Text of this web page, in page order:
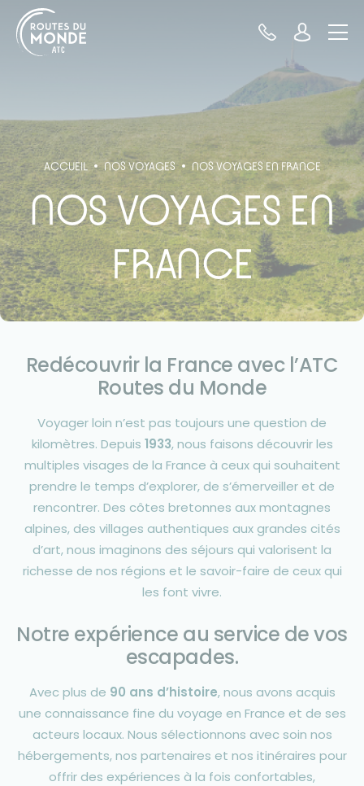
ACCUEIL NOS VOYAGES NOS VOYAGES EN FRANCE
NOS VOYAGES EN
FRANCE
Redécouvrir la France avec l’ATC
Routes du Monde
Voyager loin n’est pas toujours une question de
kilomètres. Depuis 1933, nous faisons découvrir les
multiples visages de la France à ceux qui souhaitent
prendre le temps d’explorer, de s’émerveiller et de
rencontrer. Des côtes bretonnes aux montagnes
alpines, des villages authentiques aux grandes cités
d’art, nous imaginons des séjours qui valorisent la
richesse de nos régions et le savoir-faire de ceux qui
les font vivre.
Notre expérience au service de vos
escapades.
Avec plus de 90 ans d’histoire, nous avons acquis
une connaissance fine du voyage en France et de ses
acteurs locaux. Nous sélectionnons avec soin nos
hébergements, nos partenaires et nos itinéraires pour
offrir des expériences à la fois confortables,
Panneau de gestion des cookies